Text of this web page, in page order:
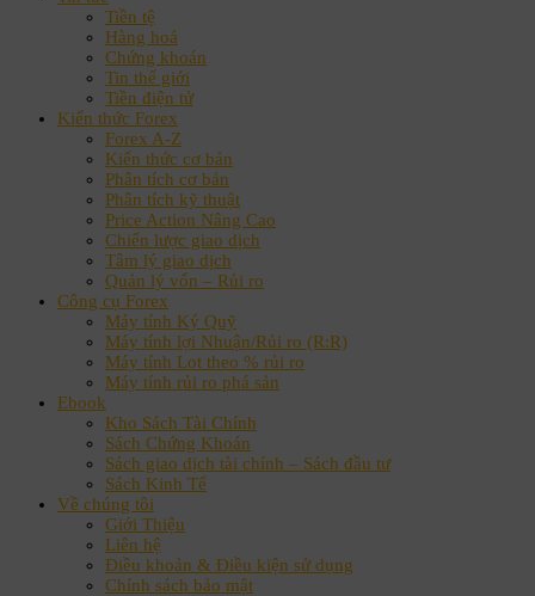
Tiền tệ
Hàng hoá
Chứng khoán
Tin thế giới
Tiền điện tử
Kiến thức Forex
Forex A-Z
Kiến thức cơ bản
Phân tích cơ bản
Phân tích kỹ thuật
Price Action Nâng Cao
Chiến lược giao dịch
Tâm lý giao dịch
Quản lý vốn – Rủi ro
Công cụ Forex
Máy tính Ký Quỹ
Máy tính lợi Nhuận/Rủi ro (R:R)
Máy tính Lot theo % rủi ro
Máy tính rủi ro phá sản
Ebook
Kho Sách Tài Chính
Sách Chứng Khoán
Sách giao dịch tài chính – Sách đầu tư
Sách Kinh Tế
Về chúng tôi
Giới Thiệu
Liên hệ
Điều khoản & Điều kiện sử dụng
Chính sách bảo mật